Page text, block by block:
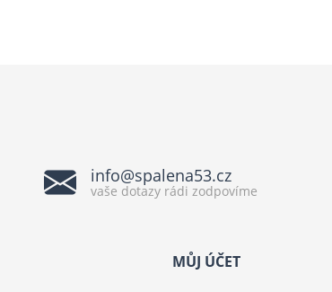
info@spalena53.cz
vaše dotazy rádi zodpovíme
MŮJ ÚČET